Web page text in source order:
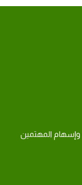
وإسهام المهتمين